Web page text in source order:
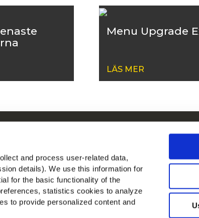
and process user-related data,
details). We use this information for
for the basic functionality of the
statistics cookies to analyze
to provide personalized content and
Menu Upgrade
LÄS MER
Följ oss